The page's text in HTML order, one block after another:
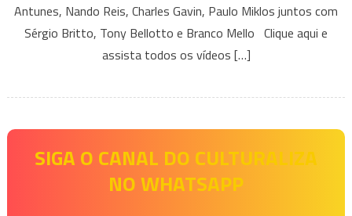
álbum
Olho
Encontro
os
Antunes, Nando Reis, Charles Gavin, Paulo Miklos juntos com
Sérgio Britto, Tony Bellotto e Branco Mello Clique aqui e
assista todos os vídeos […]
SIGA O CANAL DO CULTURALIZA
NO WHATSAPP